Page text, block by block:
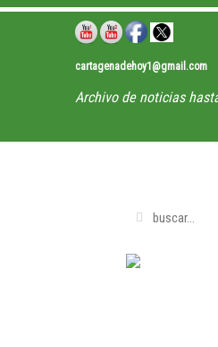
cartagenadehoy1@gmail.com
Archivo de noticias